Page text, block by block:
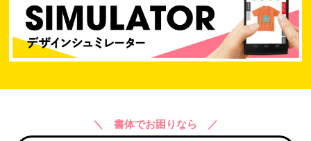
＼ 書体でお困りなら ／